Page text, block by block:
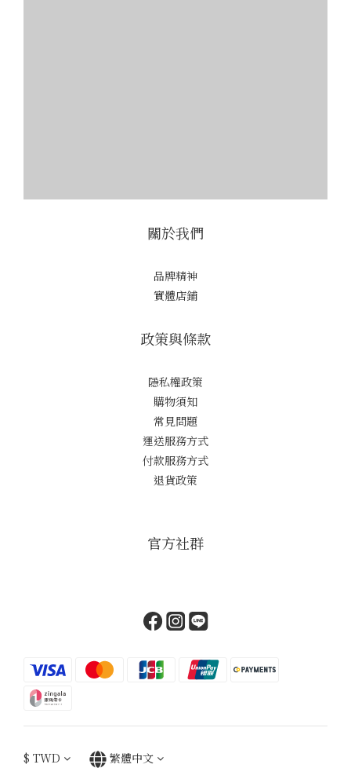
關於我們
品牌精神
實體店鋪
政策與條款
隱私權政策
購物須知
常見問題
運送服務方式
付款服務方式
退貨政策
官方社群
$ TWD 繁體中文